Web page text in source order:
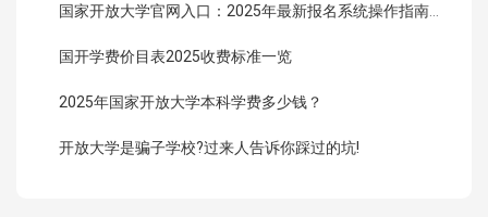
国家开放大学官网入口：2025年最新报名系统操作指南（附链接）
国开学费价目表2025收费标准一览
2025年国家开放大学本科学费多少钱？
开放大学是骗子学校?过来人告诉你踩过的坑!